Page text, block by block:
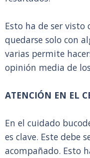
Esto ha de ser visto
quedarse solo con
varias permite
opinión media de
ATENCIÓN EN EL
En el cuidado
es clave. Este debe
acompañado. Esto